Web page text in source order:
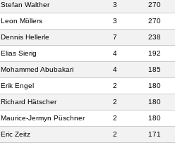
Stefan Walther 3 270
Leon Möllers 3 270
Dennis Hellerle 7 238
Elias Sierig 4 192
Mohammed Abubakari 4 185
Erik Engel 2 180
Richard Hätscher 2 180
Maurice-Jermyn Püschner 2 180
Eric Zeitz 2 171